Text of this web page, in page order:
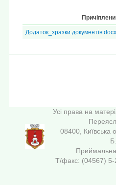
Додаток_зразки документів.docx
Усі права на
08400, Київська
Т/факс: